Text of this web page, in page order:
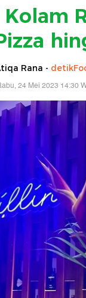
Rana -
24 Mei 2023 14:30